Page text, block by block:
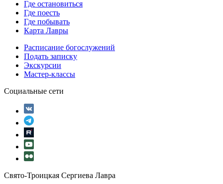
Где остановиться
Где поесть
Где побывать
Карта Лавры
Расписание богослужений
Подать записку
Экскурсии
Мастер-классы
Социальные сети
Свято-Троицкая Сергиева Лавра